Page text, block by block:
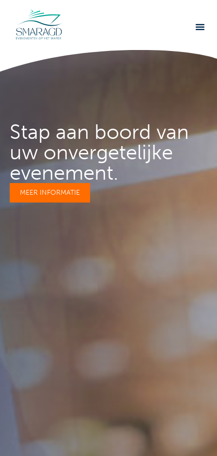
Stap aan boord van
uw onvergetelijke
evenement.
MEER INFORMATIE